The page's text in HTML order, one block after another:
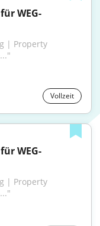
WEG-
| Property
Vollzeit
WEG-
| Property